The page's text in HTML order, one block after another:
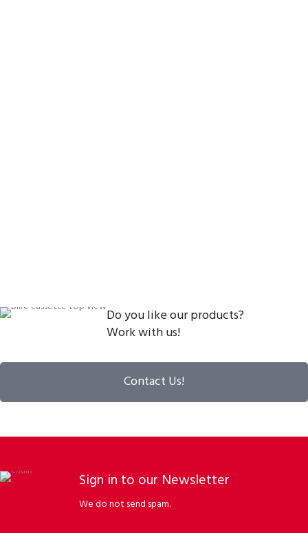
Do you like our products?
Work with us!
Contact Us!
Sign in to our Newsletter
We do not send spam.